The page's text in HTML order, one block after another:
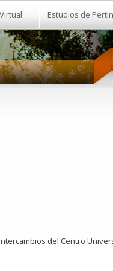
Estudios de
del Centro